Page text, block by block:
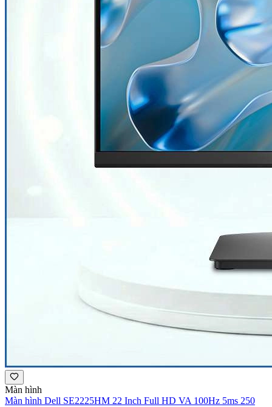
Màn hình
Màn hình Dell SE2225HM 22 Inch Full HD VA 100Hz 5ms 250